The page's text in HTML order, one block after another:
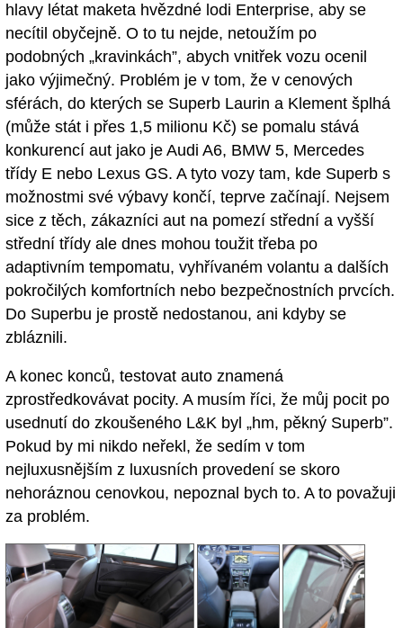
hlavy létat maketa hvězdné lodi Enterprise, aby se
necítil obyčejně. O to tu nejde, netoužím po
podobných „kravinkách”, abych vnitřek vozu ocenil
jako výjimečný. Problém je v tom, že v cenových
sférách, do kterých se Superb Laurin a Klement šplhá
(může stát i přes 1,5 milionu Kč) se pomalu stává
konkurencí aut jako je Audi A6, BMW 5, Mercedes
třídy E nebo Lexus GS. A tyto vozy tam, kde Superb s
možnostmi své výbavy končí, teprve začínají. Nejsem
sice z těch, zákazníci aut na pomezí střední a vyšší
střední třídy ale dnes mohou toužit třeba po
adaptivním tempomatu, vyhřívaném volantu a dalších
pokročilých komfortních nebo bezpečnostních prvcích.
Do Superbu je prostě nedostanou, ani kdyby se
zbláznili.
A konec konců, testovat auto znamená
zprostředkovávat pocity. A musím říci, že můj pocit po
usednutí do zkoušeného L&K byl „hm, pěkný Superb”.
Pokud by mi nikdo neřekl, že sedím v tom
nejluxusnějším z luxusních provedení se skoro
nehoráznou cenovkou, nepoznal bych to. A to považuji
za problém.